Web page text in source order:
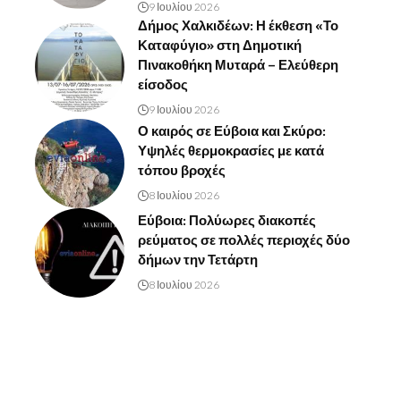
9 Ιουλίου 2026
Δήμος Χαλκιδέων: Η έκθεση «Το
Καταφύγιο» στη Δημοτική
Πινακοθήκη Μυταρά – Ελεύθερη
είσοδος
9 Ιουλίου 2026
Ο καιρός σε Εύβοια και Σκύρο:
Υψηλές θερμοκρασίες με κατά
τόπου βροχές
8 Ιουλίου 2026
Εύβοια: Πολύωρες διακοπές
ρεύματος σε πολλές περιοχές δύο
δήμων την Τετάρτη
8 Ιουλίου 2026